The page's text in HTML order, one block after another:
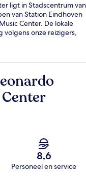
ligt in Stadscentrum van
van Station Eindhoven
Center. De lokale
onze reizigers,
8,6
Personeel en service